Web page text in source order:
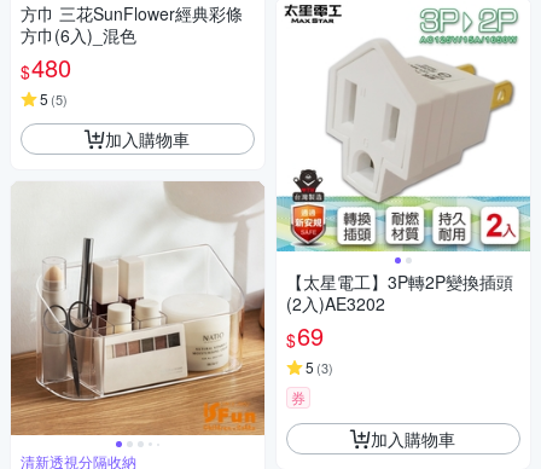
方巾 三花SunFlower經典彩條
方巾(6入)_混色
$480
5 (5)
加入購物車
清新透視分隔收納
【太星電工】3P轉2P變換插頭
(2入)AE3202
$69
5 (3)
券
加入購物車